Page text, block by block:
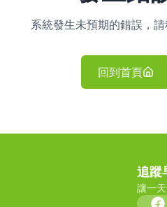
系統發生未預期的錯誤，請
回到首頁
追蹤
讓一